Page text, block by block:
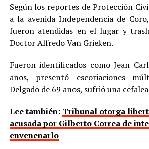
Según los reportes de Protección
a la avenida Independencia de
fueron atendidas en el lugar y
Doctor Alfredo Van Grieken.
Fueron identificados como Jean
años, presentó escoriaciones
Delgado de 69 años, sufrió una
Lee también: Tribunal otorga
acusada por Gilberto Correa de
envenenarlo